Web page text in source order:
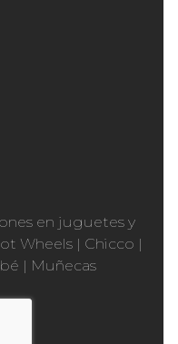
en juguetes y
Wheels | Chicco |
| Muñecas